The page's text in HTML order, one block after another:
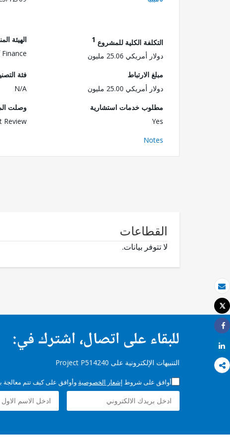
بريد الكتروني
طباعة
Tweet
Share
Share
التكلفة الكلية للمشروع 1
دولار أمريكي 25.06 مليون
الهيئة
مبلغ الارتباط
دولار أمريكي 25.00 مليون
فئة
N/A
مطلوب خدمات استشارية
Yes
وصلت
Review
Notes
القطاعات
لا تتوفر بيانات.
للبقاء على اتصال، اشترك في:
التنبيهات الإلكترونية على Project P514240
أوافق على شروط إشعار الخصوصية وأوافق على كيف تتم معالجة